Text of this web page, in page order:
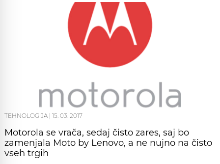
TEHNOLOGIJA 15. 03. 2017
Motorola se vrača, sedaj čisto zares, saj bo
zamenjala Moto by Lenovo, a ne nujno na čisto
vseh trgih